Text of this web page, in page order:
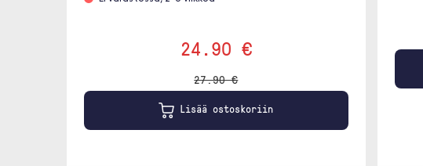
24.90 €
27.90 €
Lisää ostoskoriin